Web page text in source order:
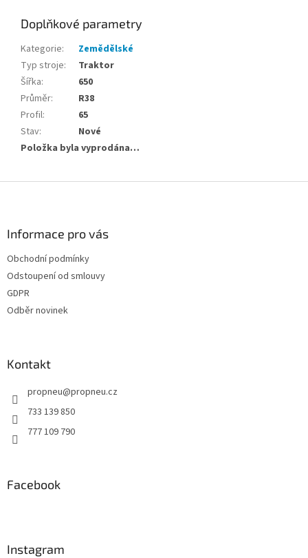
Doplňkové parametry
Kategorie:
Zemědělské
Typ stroje:
Traktor
Šířka:
650
Průměr:
R38
Profil:
65
Stav:
Nové
Položka byla vyprodána…
Informace pro vás
Obchodní podmínky
Odstoupení od smlouvy
GDPR
Odběr novinek
Kontakt
propneu@propneu.cz
733 139 850
777 109 790
Facebook
Instagram